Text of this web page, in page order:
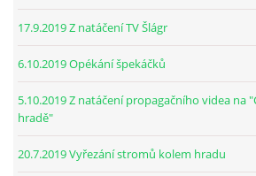
17.9.2019 Z natáčení TV Šlágr
6.10.2019 Opékání špekáčků
5.10.2019 Z natáčení propagačního videa na
hradě"
20.7.2019 Vyřezání stromů kolem hradu